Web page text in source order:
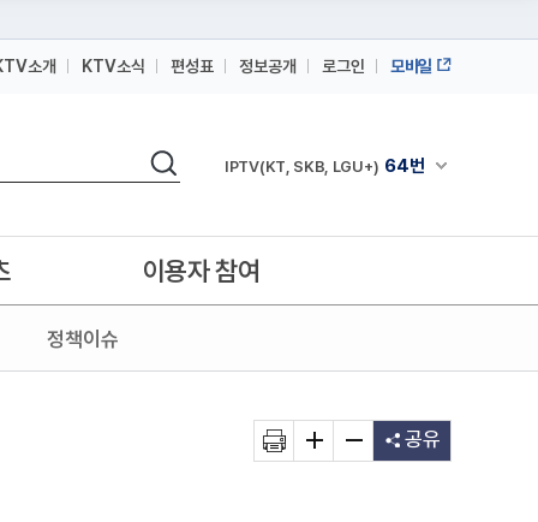
소개 KTV소식 편성표 정보공개 로그인 모바일
검색 채널안내 펼쳐
IPTV(KT, SKB, LGU+) 64번
IPTV(KT, SKB, LGU+)
정책이슈
이용자 참여
공유